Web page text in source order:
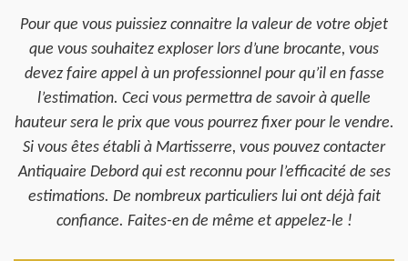
Pour que vous puissiez connaitre la valeur de votre objet
que vous souhaitez exploser lors d’une brocante, vous
devez faire appel à un professionnel pour qu’il en fasse
l’estimation. Ceci vous permettra de savoir à quelle
hauteur sera le prix que vous pourrez fixer pour le vendre.
Si vous êtes établi à Martisserre, vous pouvez contacter
Antiquaire Debord qui est reconnu pour l’efficacité de ses
estimations. De nombreux particuliers lui ont déjà fait
confiance. Faites-en de même et appelez-le !